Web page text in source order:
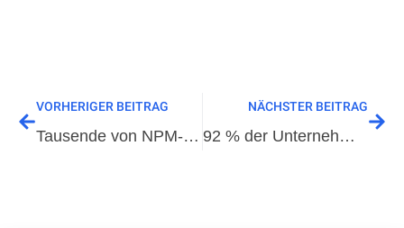
VORHERIGER BEITRAG
Tausende von NPM-Paketen zur Verbreitung von Phishing-Links
NÄCHSTER BEITRAG
92 % der Unternehmen sind Opfer von Phishing geworden